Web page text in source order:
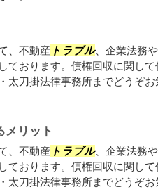
、不動産 トラブル、企業法務
ております。債権回収に関して
太刀掛法律事務所までどうぞお
メリット
、不動産 トラブル、企業法務
ております。債権回収に関して
太刀掛法律事務所までどうぞお